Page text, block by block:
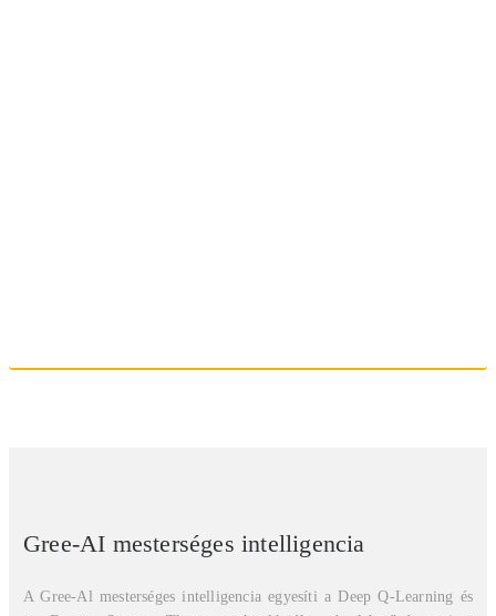
Gree-AI mesterséges intelligencia
A Gree-Al mesterséges intelligencia egyesíti a Deep Q-Learning és